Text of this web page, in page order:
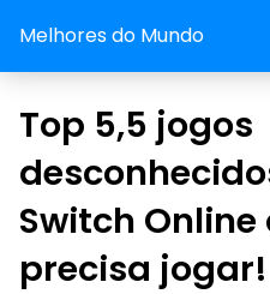
Melhores do Mundo
Top 5,5 jogos
Switch Online
precisa jogar!